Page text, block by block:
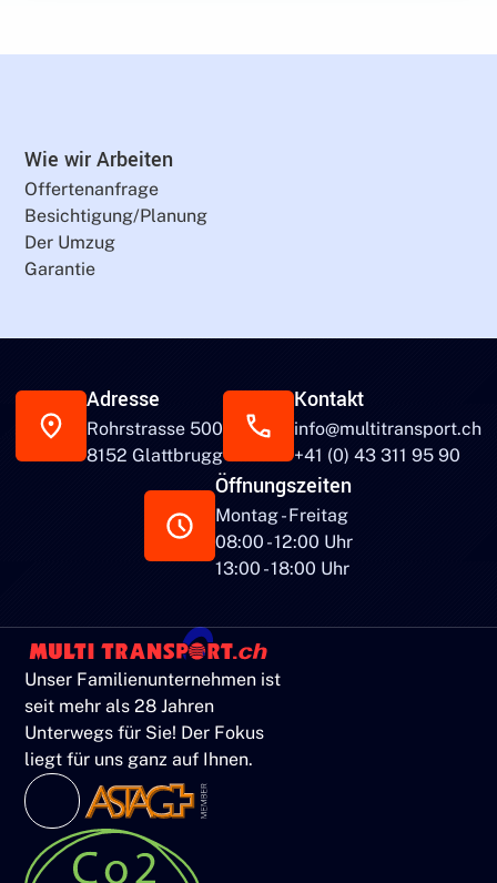
Wie wir Arbeiten
Offertenanfrage
Besichtigung/Planung
Der Umzug
Garantie
Adresse
Rohrstrasse 500
8152 Glattbrugg
Kontakt
info@multitransport.ch
+41 (0) 43 311 95 90
Öffnungszeiten
Montag - Freitag
08:00 - 12:00 Uhr
13:00 - 18:00 Uhr
Unser Familienunternehmen ist
seit mehr als 28 Jahren
Unterwegs für Sie! Der Fokus
liegt für uns ganz auf Ihnen.